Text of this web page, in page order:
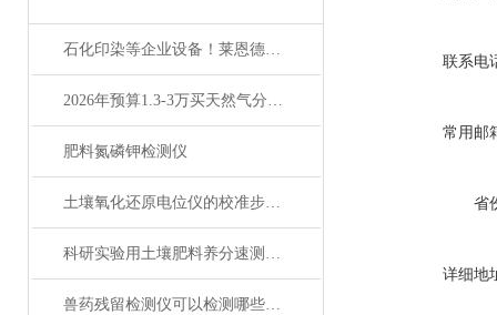
石化印染等企业设备！莱恩德COD测定仪强势推荐
2026年预算1.3-3万买天然气分析仪，选入门款够用吗？
肥料氮磷钾检测仪
土壤氧化还原电位仪的校准步骤与注意事项
科研实验用土壤肥料养分速测仪设备清单及配套服务
兽药残留检测仪可以检测哪些项目
联系电
常用邮
省
详细地